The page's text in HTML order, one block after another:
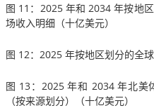
图 11：2025 年和 2034 年按地
场收入明细（十亿美元）
图 12：2025 年按地区划分的全
图 13：2025 年和 2034 年北美
（按来源划分）（十亿美元）